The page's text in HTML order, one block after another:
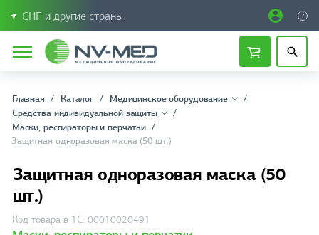
СНГ и другие страны
Главная Каталог
Медицинское оборудование
Средства индивидуальной защиты
Маски, рeспираторы и перчатки
Защитная одноразовая маска (50 шт.)
Защитная одноразовая маска (50
шт.)
Код товара в 1С: 00010020491